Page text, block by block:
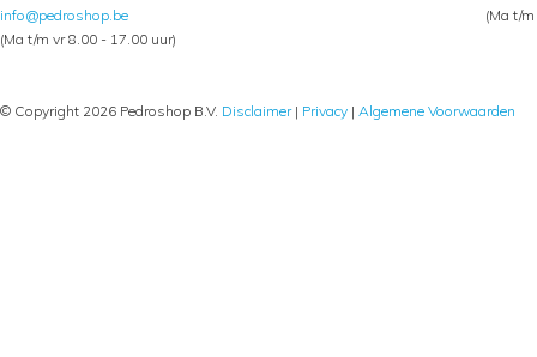
info@pedroshop.be
(Ma t/m vr 8.00 - 17.00 uur)
(Ma t/
© Copyright 2026 Pedroshop B.V. Disclaimer| Privacy | Algemene Voorwaarden